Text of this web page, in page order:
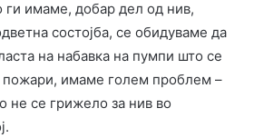
ги имаме, добар дел од нив,
состојба, се обидуваме да
на набавка на пумпи што се
пожари, имаме голем проблем –
не се грижело за нив во